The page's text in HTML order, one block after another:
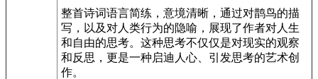
整首诗词语言简练，意境清晰，通过对鹊鸟的描
写，以及对人类行为的隐喻，展现了作者对人生
和自由的思考。这种思考不仅仅是对现实的观察
和反思，更是一种启迪人心、引发思考的艺术创
作。